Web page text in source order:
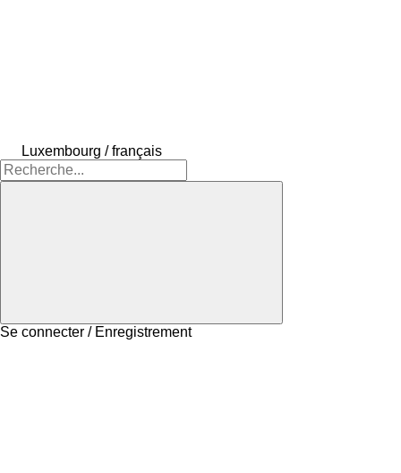
Luxembourg / français
Se connecter / Enregistrement